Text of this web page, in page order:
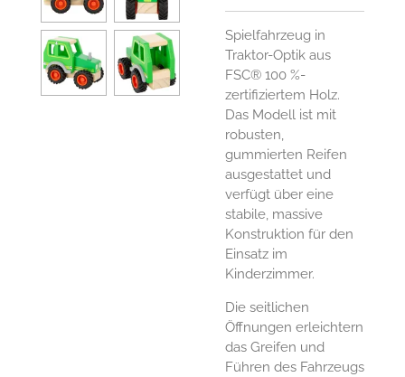
Spielfahrzeug in
Traktor-Optik aus
FSC® 100 %-
zertifiziertem Holz.
Das Modell ist mit
robusten,
gummierten Reifen
ausgestattet und
verfügt über eine
stabile, massive
Konstruktion für den
Einsatz im
Kinderzimmer.
Die seitlichen
Öffnungen erleichtern
das Greifen und
Führen des Fahrzeugs